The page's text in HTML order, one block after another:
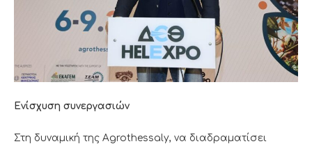
Ενίσχυση συνεργασιών
Στη δυναμική της Agrothessaly, να διαδραματίσει